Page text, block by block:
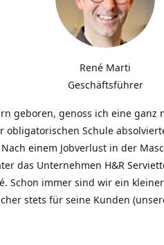
René Marti
Geschäftsführer
geboren, genoss ich eine ganz
obligatorischen Schule
einem Jobverlust in der
das Unternehmen H&R
Schon immer sind wir ein
stets für seine Kunden